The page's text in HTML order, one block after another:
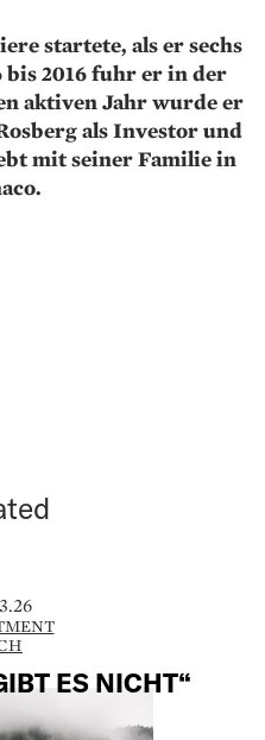
startete, als er sechs
bis 2016 fuhr er in der
aktiven Jahr wurde er
als Investor und
mit seiner Familie in
ES NICHT“